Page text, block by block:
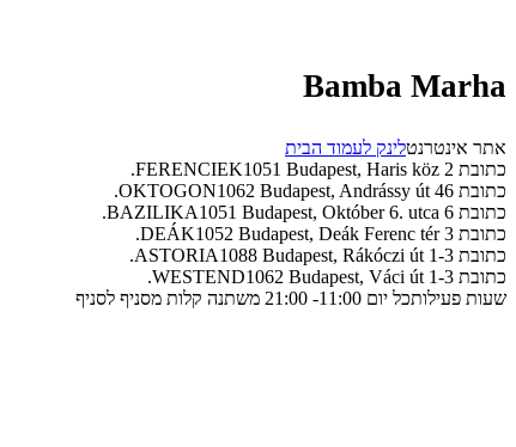
Bamba Marha
אתר אינטרנטלינק לעמוד הבית
כתובת FERENCIEK 1051 Budapest, Haris köz 2.
כתובת OKTOGON 1062 Budapest, Andrássy út 46.
כתובת BAZILIKA 1051 Budapest, Október 6. utca 6.
כתובת DEÁK 1052 Budapest, Deák Ferenc tér 3.
כתובת ASTORIA 1088 Budapest, Rákóczi út 1-3.
כתובת WESTEND 1062 Budapest, Váci út 1-3.
שעות פעילותכל יום 11:00- 21:00 משתנה קלות מסניף לסניף